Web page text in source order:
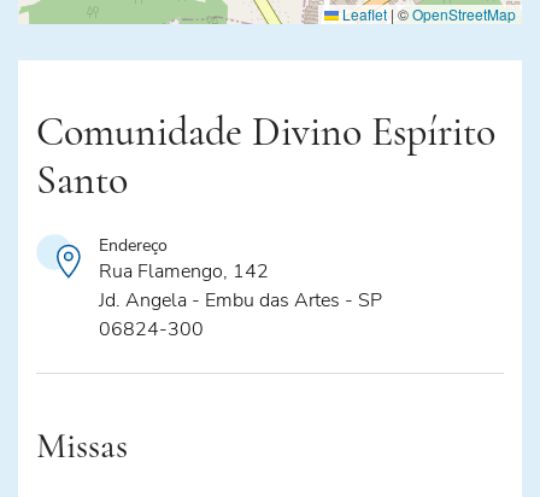
Leaflet | ©OpenStreetMap
Comunidade Divino Espírito
Santo
Endereço
Rua Flamengo, 142
Jd. Angela - Embu das Artes - SP
06824-300
Missas